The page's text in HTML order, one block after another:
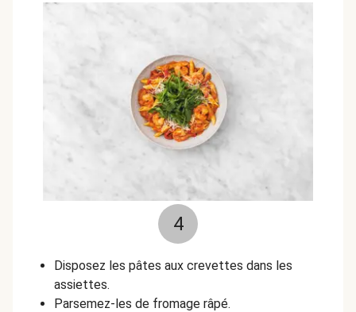
4
Disposez les pâtes aux crevettes dans les
assiettes.
Parsemez-les de fromage râpé.